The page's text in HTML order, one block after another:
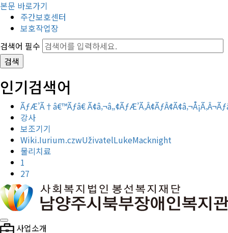
본문 바로가기
주간보호센터
보호작업장
검색어 필수
검색
인기검색어
ÃƒÆ’Ã†â€™Ãƒâ€
강사
보조기기
Wiki.Iurium.czwUživatelLukeMacknight
물리치료
1
27
사업소개